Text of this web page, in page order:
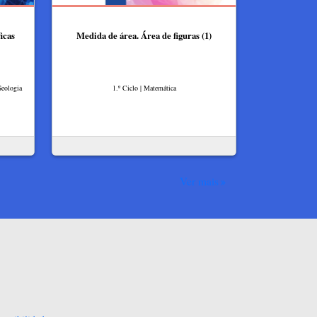
Medida de área. Área de figuras (1)
1.º Ciclo | Matemática
Ver mais